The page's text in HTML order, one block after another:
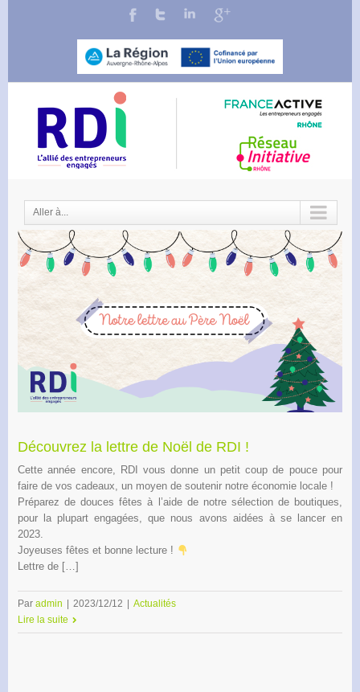
Aller à...
Découvrez la lettre de Noël de RDI !
Cette année encore, RDI vous donne un petit coup de pouce pour
faire de vos cadeaux, un moyen de soutenir notre économie locale !
Préparez de douces fêtes à l’aide de notre sélection de boutiques,
pour la plupart engagées, que nous avons aidées à se lancer en
2023.
Joyeuses fêtes et bonne lecture !
Lettre de […]
Par admin 2023/12/12
Actualités
Lire la suite